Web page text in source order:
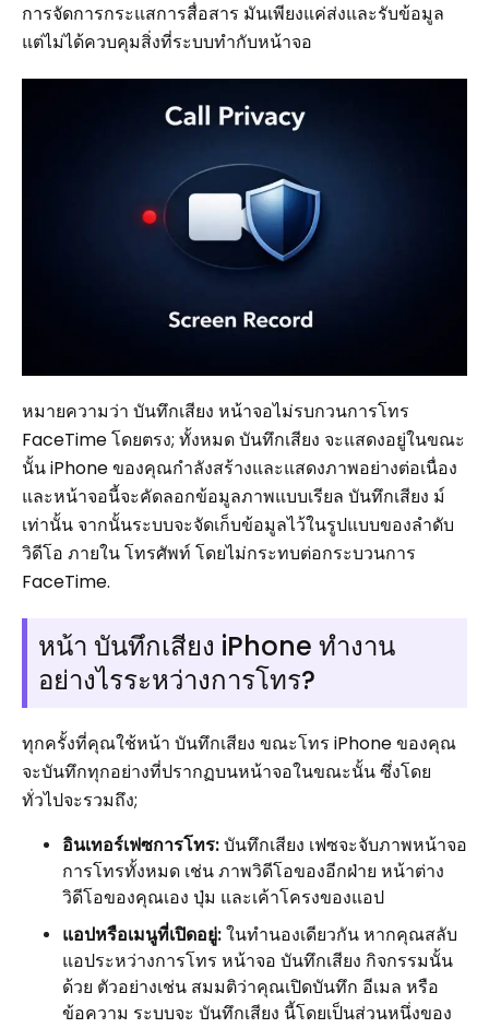
การจัดการกระแสการสื่อสาร มันเพียงแค่ส่งและรับข้อมูล
แต่ไม่ได้ควบคุมสิ่งที่ระบบทำกับหน้าจอ
หมายความว่า บันทึกเสียง หน้าจอไม่รบกวนการโทร
FaceTime โดยตรง; ทั้งหมด บันทึกเสียง จะแสดงอยู่ในขณะ
นั้น iPhone ของคุณกำลังสร้างและแสดงภาพอย่างต่อเนื่อง
และหน้าจอนี้จะคัดลอกข้อมูลภาพแบบเรียล บันทึกเสียง ม์
เท่านั้น จากนั้นระบบจะจัดเก็บข้อมูลไว้ในรูปแบบของลำดับ
วิดีโอ ภายใน โทรศัพท์ โดยไม่กระทบต่อกระบวนการ
FaceTime.
หน้า บันทึกเสียง iPhone ทำงาน
อย่างไรระหว่างการโทร?
ทุกครั้งที่คุณใช้หน้า บันทึกเสียง ขณะโทร iPhone ของคุณ
จะบันทึกทุกอย่างที่ปรากฏบนหน้าจอในขณะนั้น ซึ่งโดย
ทั่วไปจะรวมถึง;
อินเทอร์เฟซการโทร:บันทึกเสียง เฟซจะจับภาพหน้าจอ
การโทรทั้งหมด เช่น ภาพวิดีโอของอีกฝ่าย หน้าต่าง
วิดีโอของคุณเอง ปุ่ม และเค้าโครงของแอป
แอปหรือเมนูที่เปิดอยู่:ในทำนองเดียวกัน หากคุณสลับ
แอประหว่างการโทร หน้าจอ บันทึกเสียง กิจกรรมนั้น
ด้วย ตัวอย่างเช่น สมมติว่าคุณเปิดบันทึก อีเมล หรือ
ข้อความ ระบบจะ บันทึกเสียง นี้โดยเป็นส่วนหนึ่งของ